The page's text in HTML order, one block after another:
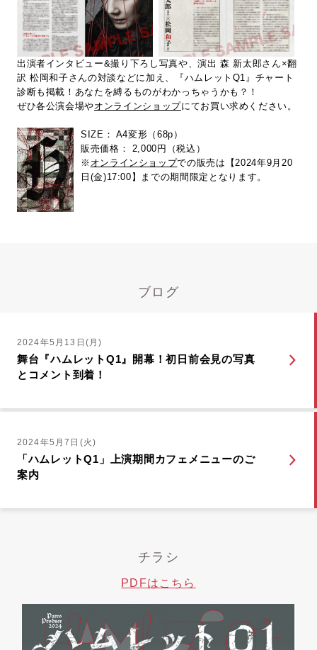
出演者インタビュー&撮り下ろし写真や、演出 森 新太郎さん×翻
訳 松岡和子さんの対談などに加え、『ハムレットQ1』チャート
診断も掲載！あなたを縛るものがわかっちゃうかも？！
ぜひ各公演会場やオンラインショップにてお買い求めください。
SIZE： A4変形（68p）
販売価格： 2,000円（税込）
※ オンラインショップでの販売は【2024年9月20
日(金)17:00】までの期間限定となります。
ブログ
2024年5月13日(月)
舞台『ハムレットQ1』開幕！初日前会見の写真
とコメント到着！
2024年5月7日(火)
「ハムレットQ1」上演期間カフェメニューのご
案内
チラシ
PDFはこちら